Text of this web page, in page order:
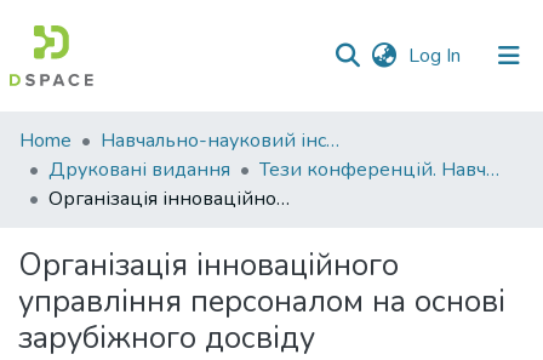
Log In (current)
Communities
&
Collections
Statistics
Home
Навчально-науковий інститут економіки, управління, права та інформаційних технологій
Друковані видання
Тези конференцій. Навчально-науковий інститут економіки, управління, права та інформаційних технологій
Організація інноваційного управління персоналом на основі зарубіжного досвіду
Організація інноваційного
управління персоналом на основі
зарубіжного досвіду